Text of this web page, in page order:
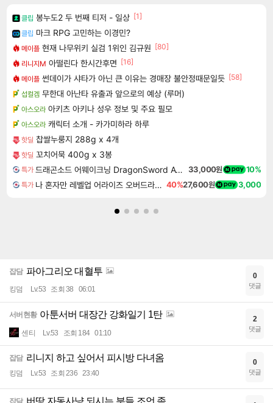
클립 봉누도2 두 번째 티저 - 일상 [1]
클립 마크 RPG 고민하는 이경민?
메이플 현재 나무위키 실검 1위인 김규원 [80]
리니지M 아떨린다 한시간후면 [16]
메이플 썬데이가 샤타가 아닌 큰 이유는 경매장 불안정때문일듯 [58]
섭컬겜 무한대 아난타 유출과 앞으로의 예상 (루머)
아스오라 아키츠 아키나 성우 정보 및 주요 필모
아스오라 캐릭터 소개 - 카가미하라 하루
핫딜 찹쌀누룽지 288g x 4개
핫딜 꼬치어묵 400g x 3봉
특가 드래곤소드 어웨이크닝 DragonSword Awakening 33,000원 10%
특가 나 혼자만 레벨업 어라이즈 오버드라이브 Solo Leveling Arise 40%27,600원 3,000
잡담 파아그리오 대혈투
킹덤 Lv.53 조회 38 06:01
0
댓글
서버현황 아툰서버 대장간 강화일기 1탄
센티 Lv.53 조회 184 01:10
2
댓글
잡담 리니지 하고 싶어서 피시방 다녀옴
킹덤 Lv.53 조회 236 23:40
0
댓글
잡담 버땅 자동사냥 되시는 분들 조언 좀...